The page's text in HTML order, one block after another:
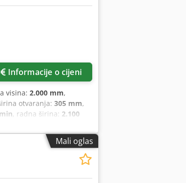
Informacije o cijeni
visina: 2.000 mm,
otvaranja: 305 mm,
, radna širina: 2.100
Mali oglas